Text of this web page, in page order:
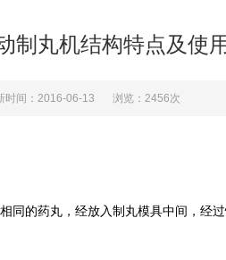
制丸机结构特点及使
时间：2016-06-13 浏览：2456次
的药丸，经放入制丸模具中间，经过